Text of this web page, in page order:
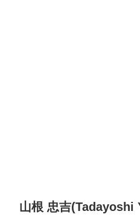
山根 忠吉(Tadayoshi